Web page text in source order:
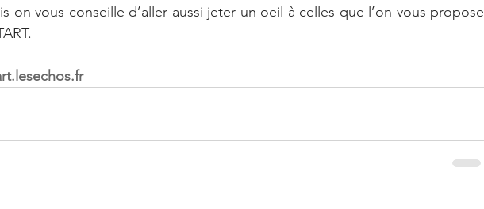
on vous conseille d’aller aussi jeter un oeil à celles que l’on vous propose